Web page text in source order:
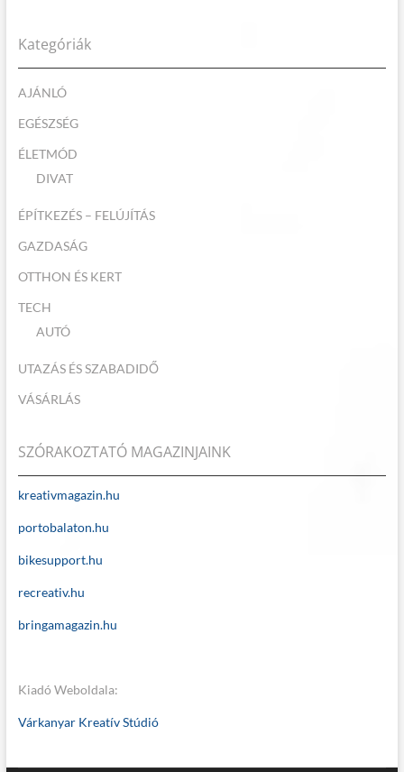
Kategóriák
AJÁNLÓ
EGÉSZSÉG
ÉLETMÓD
DIVAT
ÉPÍTKEZÉS – FELÚJÍTÁS
GAZDASÁG
OTTHON ÉS KERT
TECH
AUTÓ
UTAZÁS ÉS SZABADIDŐ
VÁSÁRLÁS
SZÓRAKOZTATÓ MAGAZINJAINK
kreativmagazin.hu
portobalaton.hu
bikesupport.hu
recreativ.hu
bringamagazin.hu
Kiadó Weboldala:
Várkanyar Kreatív Stúdió